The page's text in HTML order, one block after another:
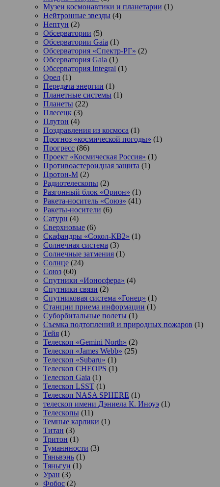
Музеи космонавтики и планетарии (1)
Нейтронные звезды (4)
Нептун (2)
Обсерватории (5)
Обсерватории Gaia (1)
Обсерватория «Спектр-РГ» (2)
Обсерватория Gaia (1)
Обсерватория Integral (1)
Орел (1)
Передача энергии (1)
Планетные системы (1)
Планеты (22)
Плесецк (3)
Плутон (4)
Поздравления из космоса (1)
Прогноз «космической погоды» (1)
Прогресс (86)
Проект «Космическая Россия» (1)
Противоастероидная защита (1)
Протон-М (2)
Радиотелескопы (2)
Разгонный блок «Орион» (1)
Ракета-носитель «Союз» (41)
Ракеты-носители (6)
Сатурн (4)
Сверхновые (6)
Скафандры «Сокол-КВ2» (1)
Солнечная система (3)
Солнечные затмения (1)
Солнце (24)
Союз (60)
Спутники «Ионосфера» (4)
Спутники связи (2)
Спутниковая система «Гонец» (1)
Станции приема информации (1)
Суборбитальные полеты (1)
Съемка подтоплений и природных пожаров (1)
Тейя (1)
Телескоп «Gemini North» (2)
Телескоп «James Webb» (25)
Телескоп «Subaru» (1)
Телескоп CHEOPS (1)
Телескоп Gaia (1)
Телескоп LSST (1)
Телескоп NASA SPHERE (1)
телескоп имени Дэниела К. Иноуэ (1)
Телескопы (11)
Темные карлики (1)
Титан (3)
Тритон (1)
Туманнности (3)
Тяньвэнь (1)
Тяньгун (1)
Уран (3)
Фобос (2)